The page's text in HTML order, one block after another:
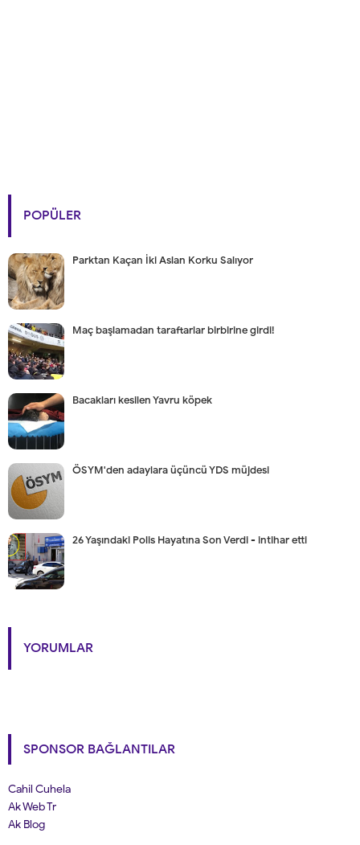
POPÜLER
Parktan Kaçan İki Aslan Korku Salıyor
Maç başlamadan taraftarlar birbirine girdi!
Bacakları kesilen Yavru köpek
ÖSYM'den adaylara üçüncü YDS müjdesi
26 Yaşındaki Polis Hayatına Son Verdi - intihar etti
YORUMLAR
SPONSOR BAĞLANTILAR
Cahil Cuhela
Ak Web Tr
Ak Blog